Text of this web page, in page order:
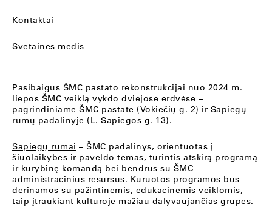
Kontaktai
Svetainės medis
Pasibaigus ŠMC pastato rekonstrukcijai nuo 2024 m.
liepos ŠMC veiklą vykdo dviejose erdvėse –
pagrindiniame ŠMC pastate (Vokiečių g. 2) ir Sapiegų
rūmų padalinyje (L. Sapiegos g. 13).
Sapiegų rūmai – ŠMC padalinys, orientuotas į
šiuolaikybės ir paveldo temas, turintis atskirą programą
ir kūrybinę komandą bei bendrus su ŠMC
administracinius resursus. Kuruotos programos bus
derinamos su pažintinėmis, edukacinėmis veiklomis,
taip įtraukiant kultūroje mažiau dalyvaujančias grupes.